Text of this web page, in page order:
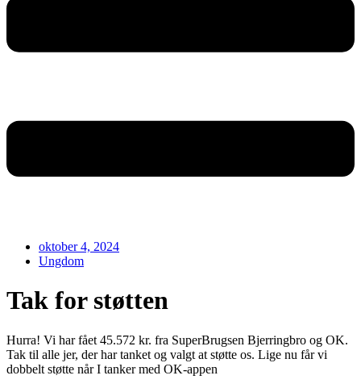
oktober 4, 2024
Ungdom
Tak for støtten
Hurra! Vi har fået 45.572 kr. fra SuperBrugsen Bjerringbro og OK.
Tak til alle jer, der har tanket og valgt at støtte os. Lige nu får vi
dobbelt støtte når I tanker med OK-appen